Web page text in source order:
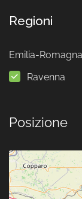
Regioni
Emilia-Romagna
Ravenna
Posizione